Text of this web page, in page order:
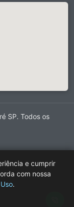
SP. Todos os
e cumprir
com nossa
.